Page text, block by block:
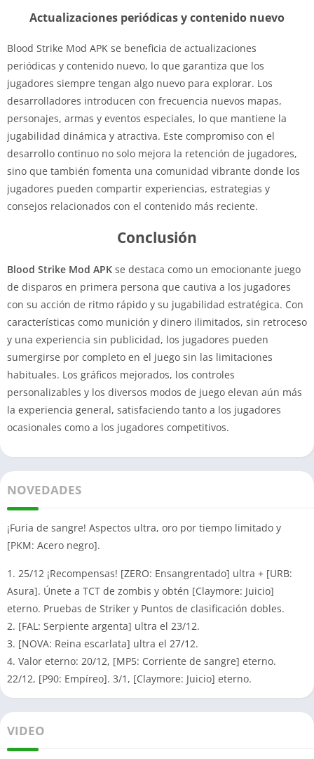
Actualizaciones periódicas y contenido nuevo
Blood Strike Mod APK se beneficia de actualizaciones
periódicas y contenido nuevo, lo que garantiza que los
jugadores siempre tengan algo nuevo para explorar. Los
desarrolladores introducen con frecuencia nuevos mapas,
personajes, armas y eventos especiales, lo que mantiene la
jugabilidad dinámica y atractiva. Este compromiso con el
desarrollo continuo no solo mejora la retención de jugadores,
sino que también fomenta una comunidad vibrante donde los
jugadores pueden compartir experiencias, estrategias y
consejos relacionados con el contenido más reciente.
Conclusión
Blood Strike Mod APK se destaca como un emocionante juego
de disparos en primera persona que cautiva a los jugadores
con su acción de ritmo rápido y su jugabilidad estratégica. Con
características como munición y dinero ilimitados, sin retroceso
y una experiencia sin publicidad, los jugadores pueden
sumergirse por completo en el juego sin las limitaciones
habituales. Los gráficos mejorados, los controles
personalizables y los diversos modos de juego elevan aún más
la experiencia general, satisfaciendo tanto a los jugadores
ocasionales como a los jugadores competitivos.
NOVEDADES
¡Furia de sangre! Aspectos ultra, oro por tiempo limitado y
[PKM: Acero negro].
1. 25/12 ¡Recompensas! [ZERO: Ensangrentado] ultra + [URB:
Asura]. Únete a TCT de zombis y obtén [Claymore: Juicio]
eterno. Pruebas de Striker y Puntos de clasificación dobles.
2. [FAL: Serpiente argenta] ultra el 23/12.
3. [NOVA: Reina escarlata] ultra el 27/12.
4. Valor eterno: 20/12, [MP5: Corriente de sangre] eterno.
22/12, [P90: Empíreo]. 3/1, [Claymore: Juicio] eterno.
VIDEO